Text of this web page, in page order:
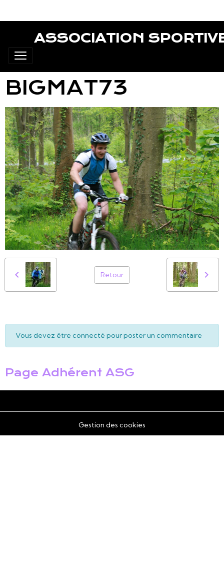
ASSOCIATION
BIGMAT73
Retour
Vous devez être connecté pour poster un commentaire
Page Adhérent ASG
Gestion des cookies